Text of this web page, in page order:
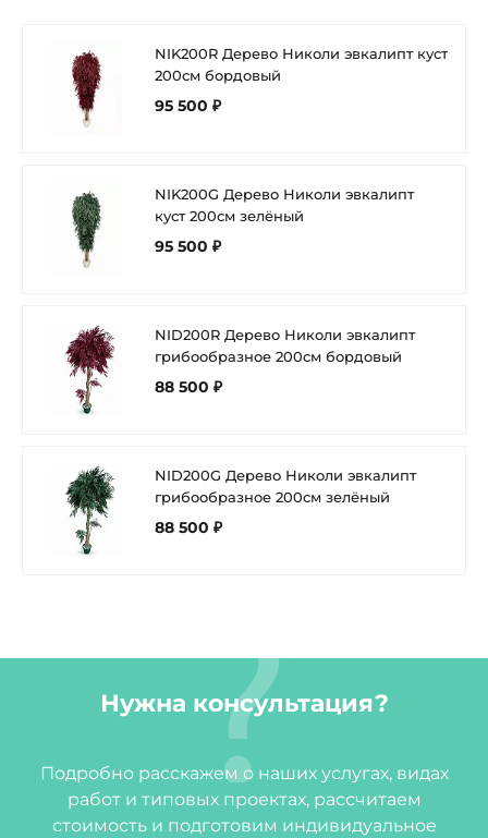
NIK200R Дерево Николи эвкалипт куст
200см бордовый
95 500 ₽
NIK200G Дерево Николи эвкалипт
куст 200см зелёный
95 500 ₽
NID200R Дерево Николи эвкалипт
грибообразное 200см бордовый
88 500 ₽
NID200G Дерево Николи эвкалипт
грибообразное 200см зелёный
88 500 ₽
Нужна консультация?
Подробно расскажем о наших услугах, видах
работ и типовых проектах, рассчитаем
стоимость и подготовим индивидуальное